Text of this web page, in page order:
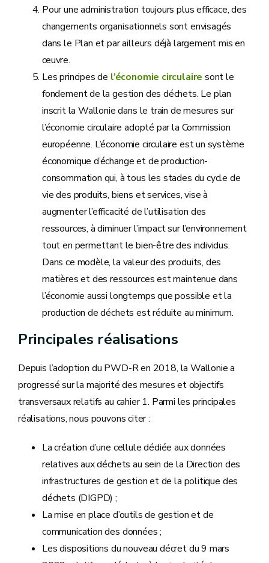
Pour une administration toujours plus efficace, des
changements organisationnels sont envisagés
dans le Plan et par ailleurs déjà largement mis en
œuvre.
Les principes de l’économie circulaire sont le
fondement de la gestion des déchets. Le plan
inscrit la Wallonie dans le train de mesures sur
l’économie circulaire adopté par la Commission
européenne. L’économie circulaire est un système
économique d’échange et de production-
consommation qui, à tous les stades du cycle de
vie des produits, biens et services, vise à
augmenter l’efficacité de l’utilisation des
ressources, à diminuer l’impact sur l’environnement
tout en permettant le bien-être des individus.
Dans ce modèle, la valeur des produits, des
matières et des ressources est maintenue dans
l’économie aussi longtemps que possible et la
production de déchets est réduite au minimum.
Principales réalisations
Depuis l’adoption du PWD-R en 2018, la Wallonie a
progressé sur la majorité des mesures et objectifs
transversaux relatifs au cahier 1. Parmi les principales
réalisations, nous pouvons citer :
La création d’une cellule dédiée aux données
relatives aux déchets au sein de la Direction des
infrastructures de gestion et de la politique des
déchets (DIGPD) ;
La mise en place d’outils de gestion et de
communication des données ;
Les dispositions du nouveau décret du 9 mars